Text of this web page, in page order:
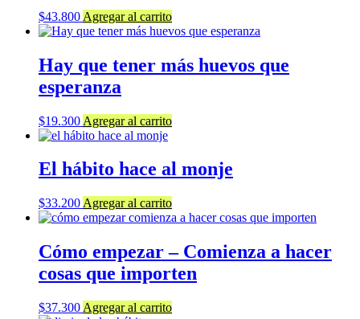
$43.800 Agregar al carrito
Hay que tener más huevos que
esperanza
$19.300 Agregar al carrito
El hábito hace al monje
$33.200 Agregar al carrito
Cómo empezar – Comienza a hacer
cosas que importen
$37.300 Agregar al carrito